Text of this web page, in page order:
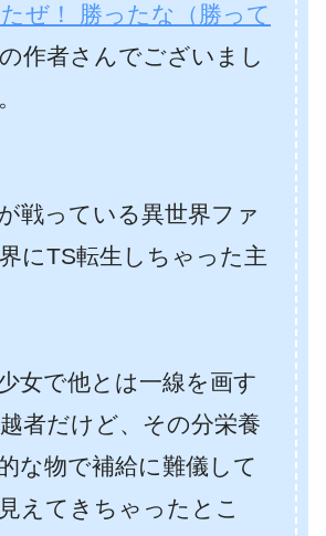
ぜ！ 勝ったな（勝って
の作者さんでございまし
戦っている異世界ファ
にTS転生しちゃった主
女で他とは一線を画す
者だけど、その分栄養
な物で補給に難儀して
えてきちゃったとこ